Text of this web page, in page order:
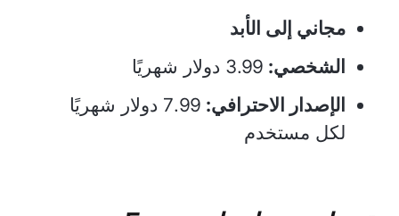
مجاني إلى الأبد
الشخصي: 3.99 دولار شهريًا
الإصدار الاحترافي:
7.99 دولار شهريًا
لكل مستخدم